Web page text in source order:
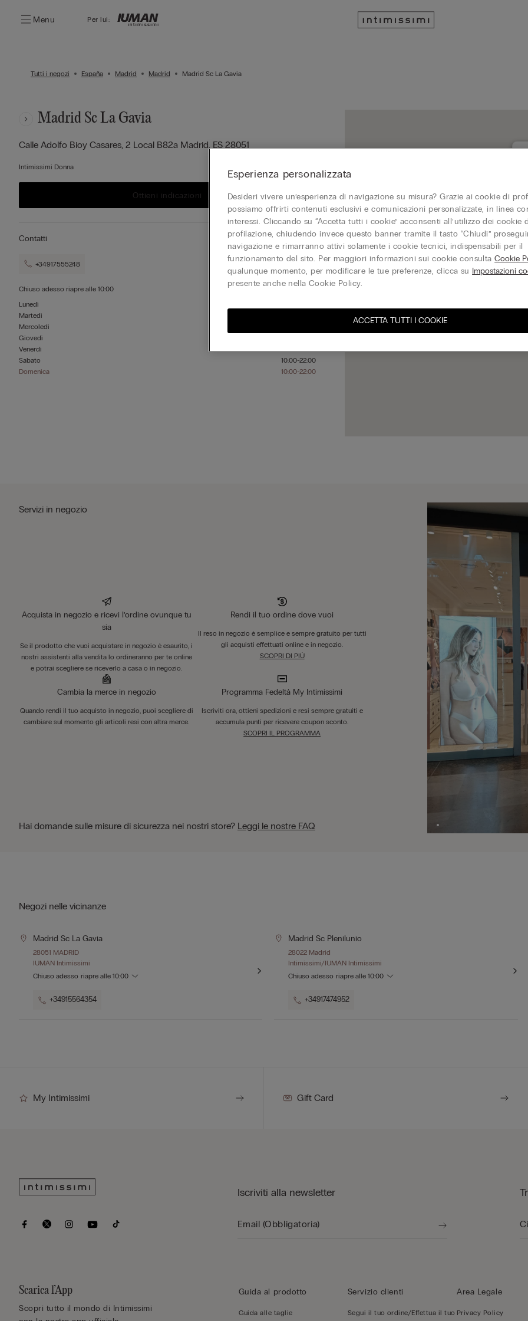
Menu Per lui:
Tutti i negozi España Madrid Madrid Madrid Sc La Gavia
Madrid Sc La Gavia
Calle Adolfo Bioy Casares, 2 Local B82a Madrid, ES 28051
Intimissimi Donna
Ottieni indicazioni
Contatti
+34917555248
Chiuso adesso riapre alle 10:00
Lunedì
Martedì
Mercoledì
Giovedì
Venerdì
10:00-22:00
Sabato
10:00-22:00
Domenica
10:00-22:00
Servizi in negozio
Acquista in negozio e ricevi l’ordine ovunque tu
sia
Se il prodotto che vuoi acquistare in negozio è esaurito, i
nostri assistenti alla vendita lo ordineranno per te online
e potrai scegliere se riceverlo a casa o in negozio.
Rendi il tuo ordine dove vuoi
Il reso in negozio è semplice e sempre gratuito per tutti
gli acquisti effettuati online e in negozio.
SCOPRI DI PIÙ
Cambia la merce in negozio
Quando rendi il tuo acquisto in negozio, puoi scegliere di
cambiare sul momento gli articoli resi con altra merce.
Programma Fedeltà My Intimissimi
Iscriviti ora, ottieni spedizioni e resi sempre gratuiti e
accumula punti per ricevere coupon sconto.
SCOPRI IL PROGRAMMA
Hai domande sulle misure di sicurezza nei nostri store? Leggi le nostre FAQ
Negozi nelle vicinanze
Madrid Sc La Gavia
28051 MADRID
IUMAN Intimissimi
Chiuso adesso riapre alle 10:00
+34915564354
Madrid Sc Plenilunio
28022 Madrid
Intimissimi/IUMAN Intimissimi
Chiuso adesso riapre alle10:00
+34917474952
My Intimissimi Gift Card
Scarica l’App
Scopri tutto il mondo di Intimissimi
Iscriviti alla newsletter
Guida al prodotto
Guida alle taglie
Servizio clienti
Segui il tuo ordine/Effettua il tuo
Area Legale
Privacy Policy
Esperienza personalizzata
Desideri vivere un’esperienza di navigazione su misura? Grazie ai cookie di
possiamo offrirti contenuti esclusivi e comunicazioni personalizzate, in linea
interessi. Cliccando su “Accetta tutti i cookie” acconsenti all’utilizzo dei cookie
profilazione, chiudendo invece questo banner tramite il tasto “Chiudi”
navigazione e rimarranno attivi solamente i cookie tecnici, indispensabili per il
funzionamento del sito. Per maggiori informazioni sui cookie consultaCookie
qualunque momento, per modificare le tue preferenze, clicca su Impostazioni
presente anche nella Cookie Policy.
ACCETTA TUTTI I COOKIE